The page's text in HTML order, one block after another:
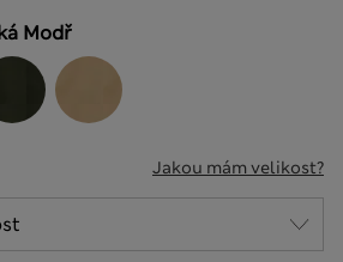
Modř
Jakou mám velikost?